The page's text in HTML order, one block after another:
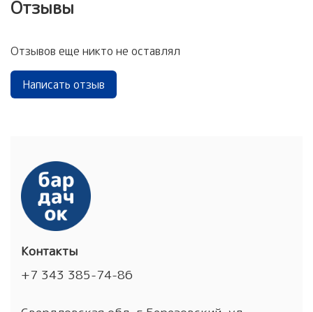
Отзывы
Отзывов еще никто не оставлял
Написать отзыв
Контакты
+7 343 385-74-86